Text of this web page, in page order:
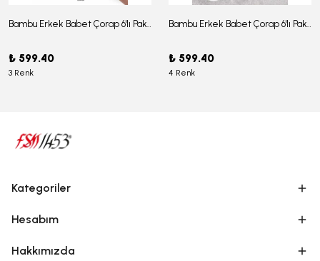
Bambu Erkek Babet Çorap 6'lı Paket - J-03
₺ 599.40
3 Renk
Bambu Erkek Babet Çorap 6'lı Paket -J-08
₺ 599.40
4 Renk
Kategoriler
Hesabım
Hakkımızda